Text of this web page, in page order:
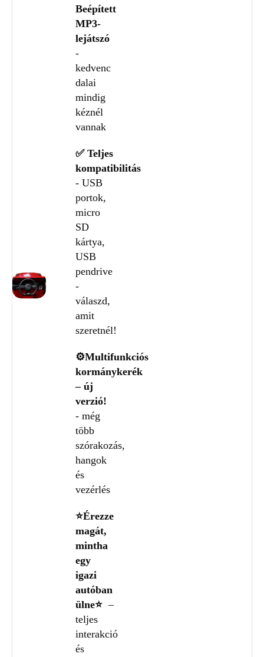
Beépített
MP3-
lejátszó
-
kedvenc
dalai
mindig
kéznél
vannak
✅ Teljes
kompatibilitás
- USB
portok,
micro
SD
kártya,
USB
pendrive
-
válaszd,
amit
szeretnél!
⚙️Multifunkciós
kormánykerék
– új
verzió!
- még
több
szórakozás,
hangok
és
vezérlés
⭐Érezze
magát,
mintha
egy
igazi
autóban
ülne⭐ –
teljes
interakció
és